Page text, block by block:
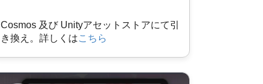
Cosmos 及び Unityアセットストアにて引
き換え。詳しくはこちら